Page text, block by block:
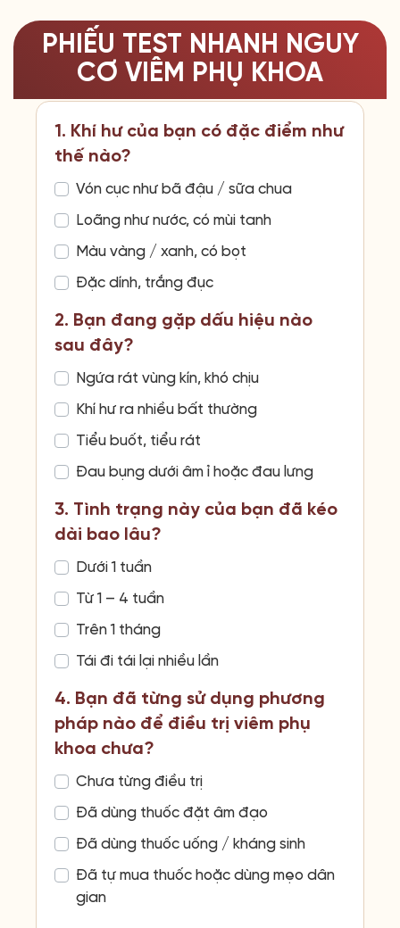
PHIẾU TEST NHANH NGUY
CƠ VIÊM PHỤ KHOA
1. Khí hư của bạn có đặc điểm như
thế nào?
Vón cục như bã đậu / sữa chua
Loãng như nước, có mùi tanh
Màu vàng / xanh, có bọt
Đặc dính, trắng đục
2. Bạn đang gặp dấu hiệu nào
sau đây?
Ngứa rát vùng kín, khó chịu
Khí hư ra nhiều bất thường
Tiểu buốt, tiểu rát
Đau bụng dưới âm ỉ hoặc đau lưng
3. Tình trạng này của bạn đã kéo
dài bao lâu?
Dưới 1 tuần
Từ 1 – 4 tuần
Trên 1 tháng
Tái đi tái lại nhiều lần
4. Bạn đã từng sử dụng phương
pháp nào để điều trị viêm phụ
khoa chưa?
Chưa từng điều trị
Đã dùng thuốc đặt âm đạo
Đã dùng thuốc uống / kháng sinh
Đã tự mua thuốc hoặc dùng mẹo dân
gian